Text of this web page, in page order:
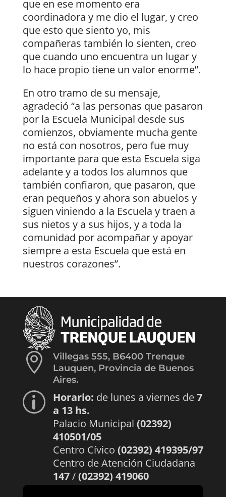
que en ese momento era
coordinadora y me dio el lugar, y creo
que esto que siento yo, mis
compañeras también lo sienten, creo
que cuando uno encuentra un lugar y
lo hace propio tiene un valor enorme”.
En otro tramo de su mensaje,
agradeció “a las personas que pasaron
por la Escuela Municipal desde sus
comienzos, obviamente mucha gente
no está con nosotros, pero fue muy
importante para que esta Escuela siga
adelante y a todos los alumnos que
también confiaron, que pasaron, que
eran pequeños y ahora son abuelos y
siguen viniendo a la Escuela y traen a
sus nietos y a sus hijos, y a toda la
comunidad por acompañar y apoyar
siempre a esta Escuela que está en
nuestros corazones”.

Villegas 555, B6400 Trenque
Lauquen, Provincia de Buenos
Aires.
p Horario: de lunes a viernes de7
a 13 hs.
Palacio Municipal (02392)
410501/05
Centro Cívico (02392) 419395/97
Centro de Atención Ciudadana
147/(02392) 419060